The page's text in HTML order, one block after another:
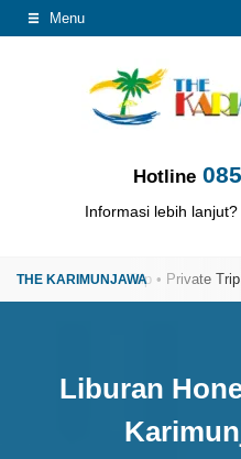
Menu
Hotline
Informasi lebih lanjut?
Open Trip • Private Trip •
Liburan